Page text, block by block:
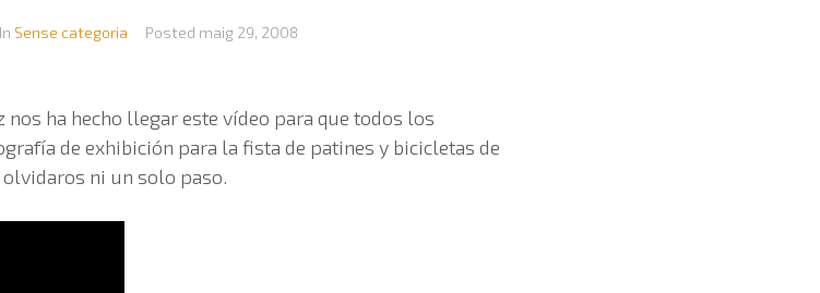
In Sense categoria Posted maig 29, 2008
ha hecho llegar este vídeo para que todos los
de exhibición para la fista de patines y bicicletas de
ni un solo paso.